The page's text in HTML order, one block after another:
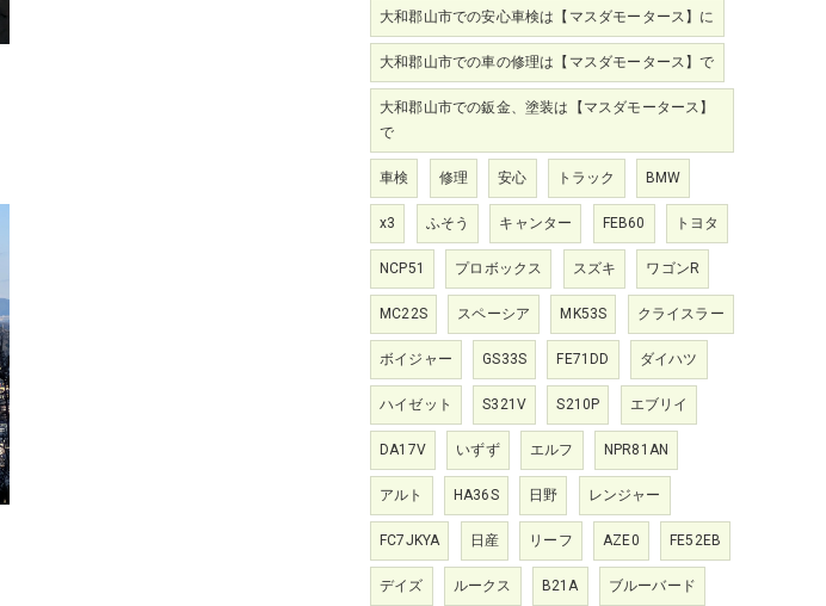
大和郡山市での安心車検は【マスダモータース】に
大和郡山市での車の修理は【マスダモータース】で
大和郡山市での鈑金、塗装は【マスダモータース】
で
車検 修理 安心 トラック BMW
x3 ふそう キャンター FEB60 トヨタ
NCP51 プロボックス スズキ ワゴンR
MC22S スペーシア MK53S クライスラー
ボイジャー GS33S FE71DD ダイハツ
ハイゼット S321V S210P エブリイ
DA17V いずず エルフ NPR81AN
アルト HA36S 日野 レンジャー
FC7JKYA 日産 リーフ AZE0 FE52EB
デイズ ルークス B21A ブルーバード